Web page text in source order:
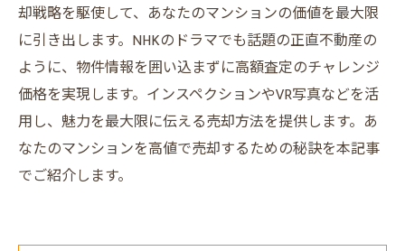
却戦略を駆使して、あなたのマンションの価値を最大限
に引き出します。NHKのドラマでも話題の正直不動産の
ように、物件情報を囲い込まずに高額査定のチャレンジ
価格を実現します。インスペクションやVR写真などを活
用し、魅力を最大限に伝える売却方法を提供します。あ
なたのマンションを高値で売却するための秘訣を本記事
でご紹介します。